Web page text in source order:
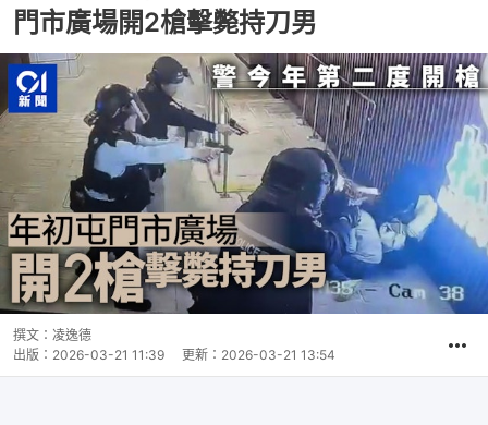
門市廣場開2槍擊斃持刀男
撰文： 凌逸德
出版： 2026-03-21 11:39 更新： 2026-03-21 13:54